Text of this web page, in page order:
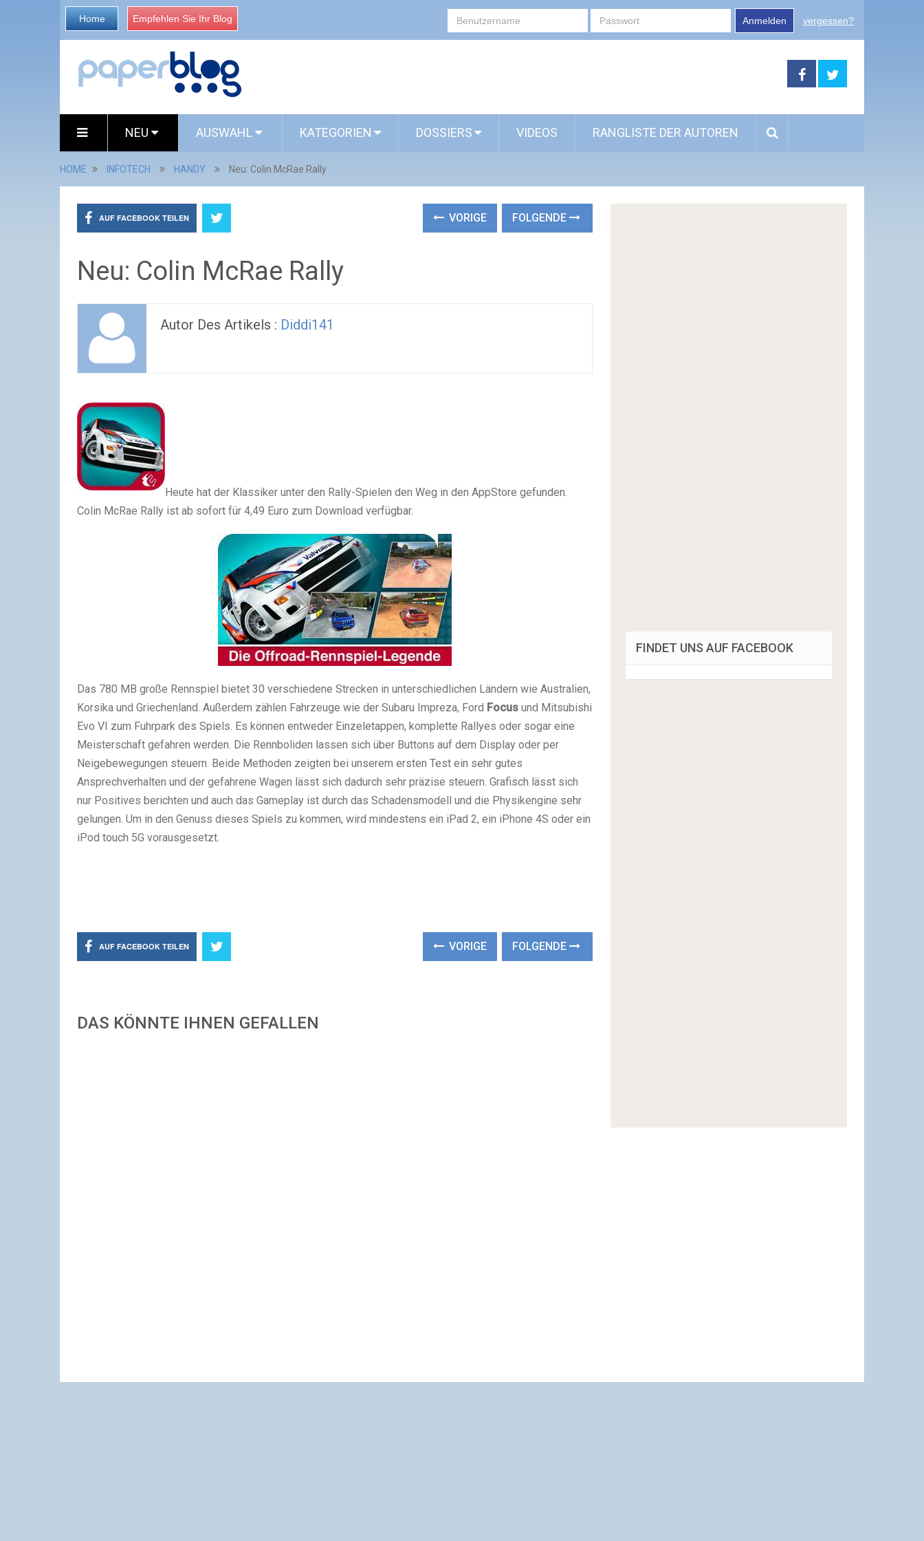
Home Empfehlen Sie Ihr Blog Anmelden vergessen?
NEU AUSWAHL KATEGORIEN DOSSIERS VIDEOS RANGLISTE DER AUTOREN
HOME INFOTECH HANDY Neu: Colin McRae Rally
AUF FACEBOOK TEILEN VORIGE FOLGENDE
Neu: Colin McRae Rally
Autor Des Artikels : Diddi141
Heute hat der Klassiker unter den Rally-Spielen den Weg in den AppStore gefunden.
Colin McRae Rally ist ab sofort für 4,49 Euro zum Download verfügbar.
Das 780 MB große Rennspiel bietet 30 verschiedene Strecken in unterschiedlichen Ländern wie Australien,
Korsika und Griechenland. Außerdem zählen Fahrzeuge wie der Subaru Impreza, Ford Focus und Mitsubishi
Evo VI zum Fuhrpark des Spiels. Es können entweder Einzeletappen, komplette Rallyes oder sogar eine
Meisterschaft gefahren werden. Die Rennboliden lassen sich über Buttons auf dem Display oder per
Neigebewegungen steuern. Beide Methoden zeigten bei unserem ersten Test ein sehr gutes
Ansprechverhalten und der gefahrene Wagen lässt sich dadurch sehr präzise steuern. Grafisch lässt sich
nur Positives berichten und auch das Gameplay ist durch das Schadensmodell und die Physikengine sehr
gelungen. Um in den Genuss dieses Spiels zu kommen, wird mindestens ein iPad 2, ein iPhone 4S oder ein
iPod touch 5G vorausgesetzt.
AUF FACEBOOK TEILEN VORIGE FOLGENDE
DAS KÖNNTE IHNEN GEFALLEN
FINDET UNS AUF FACEBOOK